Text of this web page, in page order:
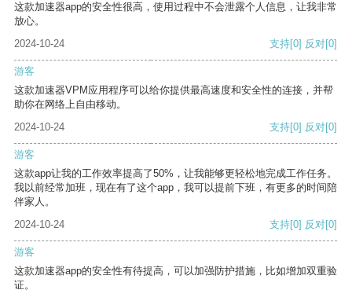
这款加速器app的安全性很高，使用过程中不会泄露个人信息，让我非常
放心。
2024-10-24
支持[0] 反对[0]
游客
这款加速器VPM应用程序可以给你提供最高速度和安全性的连接，并帮
助你在网络上自由移动。
2024-10-24
支持[0] 反对[0]
游客
这款app让我的工作效率提高了50%，让我能够更轻松地完成工作任务。
我以前经常加班，现在有了这个app，我可以提前下班，有更多的时间陪
伴家人。
2024-10-24
支持[0] 反对[0]
游客
这款加速器app的安全性有待提高，可以加强防护措施，比如增加双重验
证。